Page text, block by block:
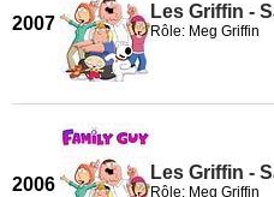
2007
Les Griffin -
Rôle: Meg Griffin
2006
Les Griffin -
Rôle: Meg Griffin